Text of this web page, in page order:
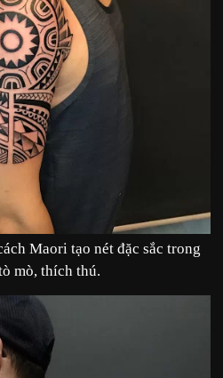
Maori tạo nét đặc sắc trong
mò, thích thú.